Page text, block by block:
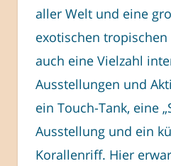
aller Welt und eine
exotischen tropischen
auch eine Vielzahl
Ausstellungen und
ein Touch-Tank, eine
Ausstellung und ein
Korallenriff. Hier